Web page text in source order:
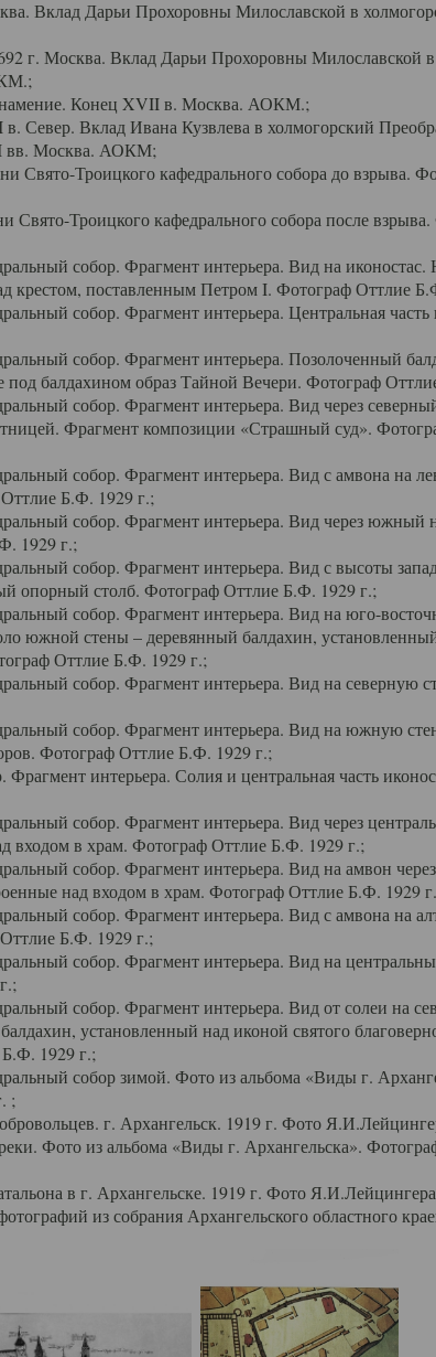
Вклад Дарьи Прохоровны Милославской в
г. Москва. Вклад Дарьи Прохоровны Милославской в
Конец XVII в. Москва. АОКМ.;
Вклад Ивана Кузвлева в холмогорский
Москва. АОКМ;
Свято-Троицкого кафедрального собора до взрыва.
Свято-Троицкого кафедрального собора после
собор. Фрагмент интерьера. Вид на
крестом, поставленным Петром I. Фотограф Оттлие
собор. Фрагмент интерьера. Центральная часть
собор. Фрагмент интерьера. Позолоченный
под балдахином образ Тайной Вечери. Фотограф
собор. Фрагмент интерьера. Вид через
Фрагмент композиции «Страшный суд».
собор. Фрагмент интерьера. Вид с амвона на
Б.Ф. 1929 г.;
собор. Фрагмент интерьера. Вид через южный
1929 г.;
собор. Фрагмент интерьера. Вид с высоты
опорный столб. Фотограф Оттлие Б.Ф. 1929 г.;
собор. Фрагмент интерьера. Вид на юго-
южной стены – деревянный балдахин,
Оттлие Б.Ф. 1929 г.;
собор. Фрагмент интерьера. Вид на северную
собор. Фрагмент интерьера. Вид на южную
Фотограф Оттлие Б.Ф. 1929 г.;
интерьера. Солия и центральная часть
собор. Фрагмент интерьера. Вид через
входом в храм. Фотограф Оттлие Б.Ф. 1929 г.;
собор. Фрагмент интерьера. Вид на амвон
над входом в храм. Фотограф Оттлие Б.Ф. 1929
собор. Фрагмент интерьера. Вид с амвона на
Б.Ф. 1929 г.;
собор. Фрагмент интерьера. Вид на
собор. Фрагмент интерьера. Вид от солеи на
установленный над иконой святого
1929 г.;
собор зимой. Фото из альбома «Виды г.
;
г. Архангельск. 1919 г. Фото
Фото из альбома «Виды г. Архангельска».
в г. Архангельске. 1919 г. Фото
из собрания Архангельского областного